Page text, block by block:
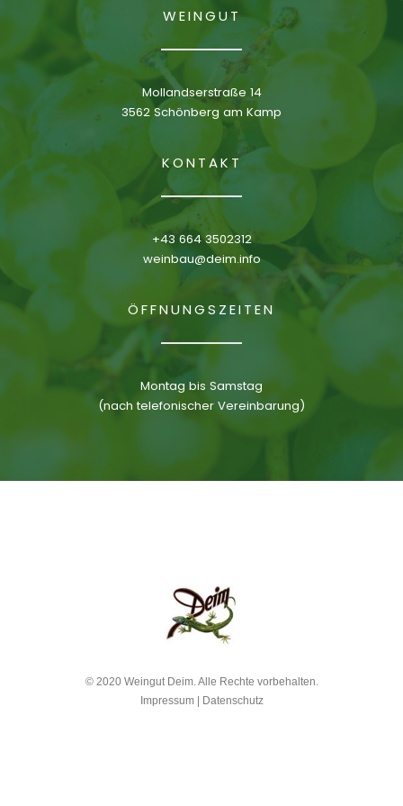
WEINGUT
Mollandserstraße 14
3562 Schönberg am Kamp
KONTAKT
+43 664 3502312
weinbau@deim.info
ÖFFNUNGSZEITEN
Montag bis Samstag
(nach telefonischer Vereinbarung)
© 2020 Weingut Deim. Alle Rechte vorbehalten.
Impressum| Datenschutz